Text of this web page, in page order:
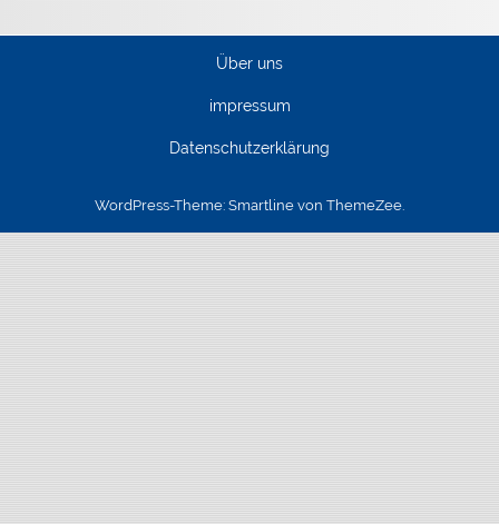
Über uns
impressum
Datenschutzerklärung
WordPress-Theme: Smartline von ThemeZee.